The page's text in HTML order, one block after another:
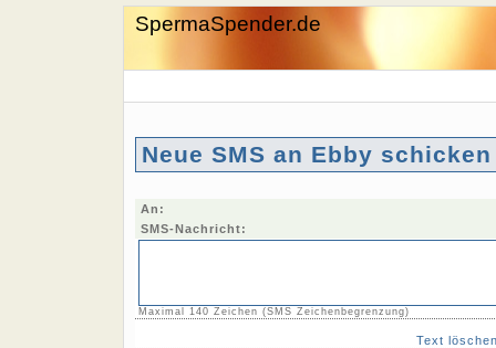
SpermaSpender.de
Neue SMS an Ebby schicken
An:
SMS-Nachricht:
Maximal 140 Zeichen (SMS Zeichenbegrenzung)
Text